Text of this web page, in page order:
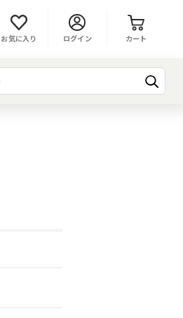
ログイン
お気に入り カート